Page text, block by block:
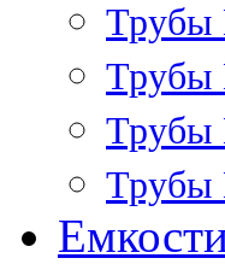
Трубы